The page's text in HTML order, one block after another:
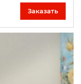
Заказать